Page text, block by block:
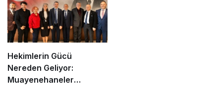
Hekimlerin Gücü
Nereden Geliyor:
Muayenehaneler